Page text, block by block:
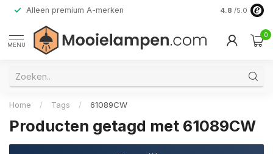
Alleen premium A-merken 4.8 /5.0
MENU
0
Home / Tags / 61089CW
Producten getagd met 61089CW